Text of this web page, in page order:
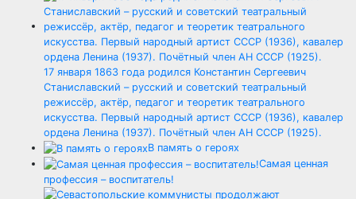
17 января 1863 года родился Константин Сергеевич
Станиславский – русский и советский театральный
режиссёр, актёр, педагог и теоретик театрального
искусства. Первый народный артист СССР (1936), кавалер
ордена Ленина (1937). Почётный член АН СССР (1925).
В память о героях
Самая ценная
профессия – воспитатель!